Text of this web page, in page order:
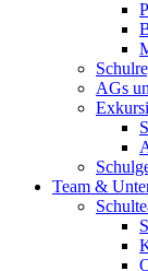
AGs
Team &